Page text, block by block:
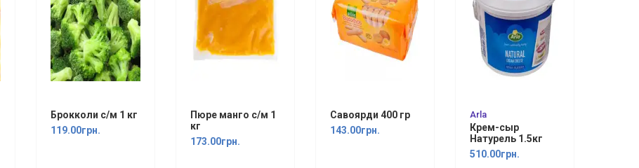
Брокколи с/м 1 кг
119.00грн.
Пюре манго с/м 1
кг
173.00грн.
Савоярди 400 гр
143.00грн.
Arla
Крем-сыр
Натурель 1.5кг
510.00грн.